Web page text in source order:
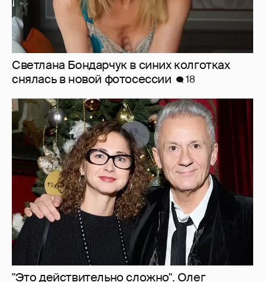
"Это действительно сложно". Олег
Меньшиков рассказал об отношениях с
женой с разницей в возрасте в 22 года